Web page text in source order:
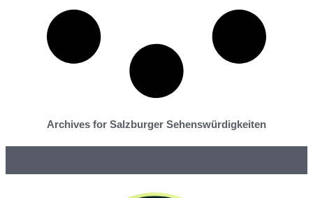
Archives for Salzburger Sehenswürdigkeiten